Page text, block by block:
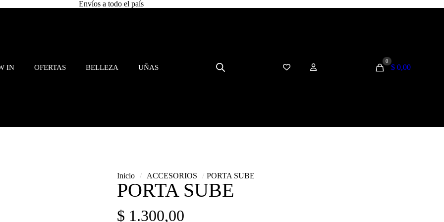
Envíos a todo el país
IN OFERTAS BELLEZA UÑAS
0
$ 0,00
Inicio / ACCESORIOS / PORTA SUBE
PORTA SUBE
$ 1.300,00